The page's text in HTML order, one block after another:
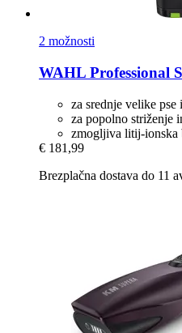
2 možnosti
WAHL Professional
za srednje velike pse
za popolno striženje
zmogljiva litij-ionska
€ 181,99
Brezplačna dostava do 11